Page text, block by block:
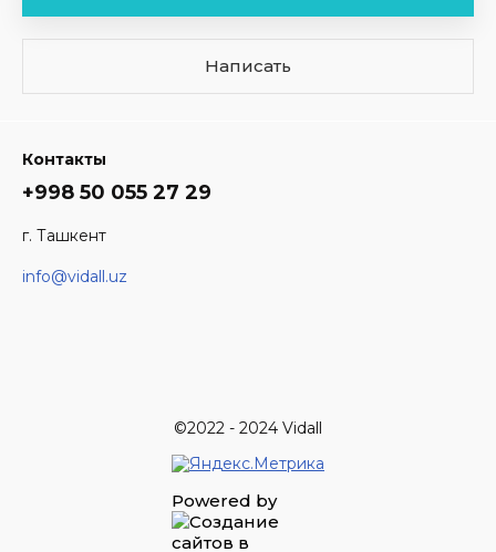
Написать
Контакты
+998 50 055 27 29
г. Ташкент
info@vidall.uz
©2022 - 2024 Vidall
Powered by